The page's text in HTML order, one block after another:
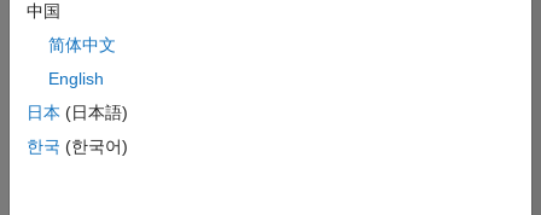
ご
希
望
地
域
中国
简体中文
English
日本 (日本語)
한국 (한국어)